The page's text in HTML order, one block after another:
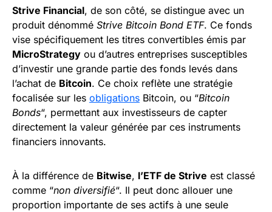
Strive Financial, de son côté, se distingue avec un
produit dénommé Strive Bitcoin Bond ETF. Ce fonds
vise spécifiquement les titres convertibles émis par
MicroStrategy ou d’autres entreprises susceptibles
d’investir une grande partie des fonds levés dans
l’achat de Bitcoin. Ce choix reflète une stratégie
focalisée sur les obligations Bitcoin, ou “Bitcoin
Bonds“, permettant aux investisseurs de capter
directement la valeur générée par ces instruments
financiers innovants.
À la différence de Bitwise, l’ETF de Strive est classé
comme “non diversifié“. Il peut donc allouer une
proportion importante de ses actifs à une seule